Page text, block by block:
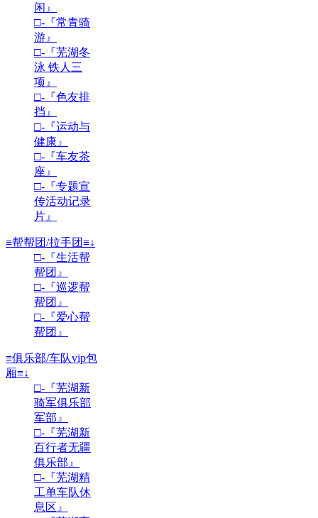
闲』
□-『常青骑
游』
□-『芜湖冬
泳 铁人三
项』
□-『色友排
挡』
□-『运动与
健康』
□-『车友茶
座』
□-『专题宣
传活动记录
片』
≡帮帮团/拉手团≡↓
□-『生活帮
帮团』
□-『巡逻帮
帮团』
□-『爱心帮
帮团』
≡俱乐部/车队vip包
厢≡↓
□-『芜湖新
骑军俱乐部
军部』
□-『芜湖新
百行者无疆
俱乐部』
□-『芜湖精
工单车队休
息区』